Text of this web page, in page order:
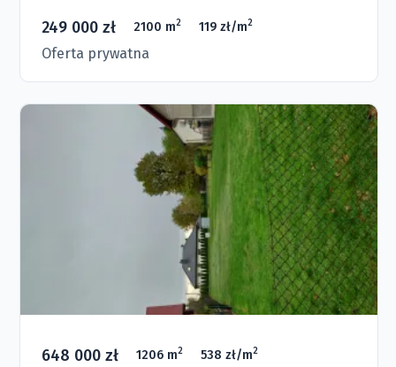
249 000 zł 2100 m2 119 zł/m2
Oferta prywatna
648 000 zł 1206 m2 538 zł/m2